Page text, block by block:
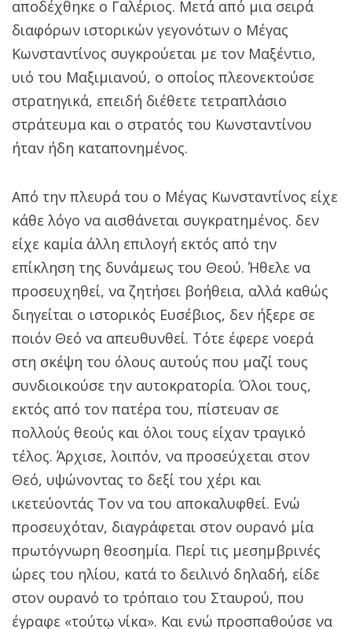
αποδέχθηκε ο Γαλέριος. Μετά από μια σειρά
διαφόρων ιστορικών γεγονότων ο Μέγας
Κωνσταντίνος συγκρούεται με τον Μαξέντιο,
υιό του Μαξιμιανού, ο οποίος πλεονεκτούσε
στρατηγικά, επειδή διέθετε τετραπλάσιο
στράτευμα και ο στρατός του Κωνσταντίνου
ήταν ήδη καταπονημένος.
Από την πλευρά του ο Μέγας Κωνσταντίνος είχε
κάθε λόγο να αισθάνεται συγκρατημένος. δεν
είχε καμία άλλη επιλογή εκτός από την
επίκληση της δυνάμεως του Θεού. Ήθελε να
προσευχηθεί, να ζητήσει βοήθεια, αλλά καθώς
διηγείται ο ιστορικός Ευσέβιος, δεν ήξερε σε
ποιόν Θεό να απευθυνθεί. Τότε έφερε νοερά
στη σκέψη του όλους αυτούς που μαζί τους
συνδιοικούσε την αυτοκρατορία. Όλοι τους,
εκτός από τον πατέρα του, πίστευαν σε
πολλούς θεούς και όλοι τους είχαν τραγικό
τέλος. Άρχισε, λοιπόν, να προσεύχεται στον
Θεό, υψώνοντας το δεξί του χέρι και
ικετεύοντάς Τον να του αποκαλυφθεί. Ενώ
προσευχόταν, διαγράφεται στον ουρανό μία
πρωτόγνωρη θεοσημία. Περί τις μεσημβρινές
ώρες του ηλίου, κατά το δειλινό δηλαδή, είδε
στον ουρανό το τρόπαιο του Σταυρού, που
έγραφε «τούτῳ νίκα». Και ενώ προσπαθούσε να